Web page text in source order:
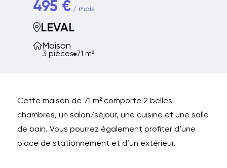
495 €/ mois
LEVAL
Maison
3 pièces 71 m²
Cette maison de 71 m² comporte 2 belles
chambres, un salon/séjour, une cuisine et une salle
de bain. Vous pourrez également profiter d’une
place de stationnement et d’un extérieur.